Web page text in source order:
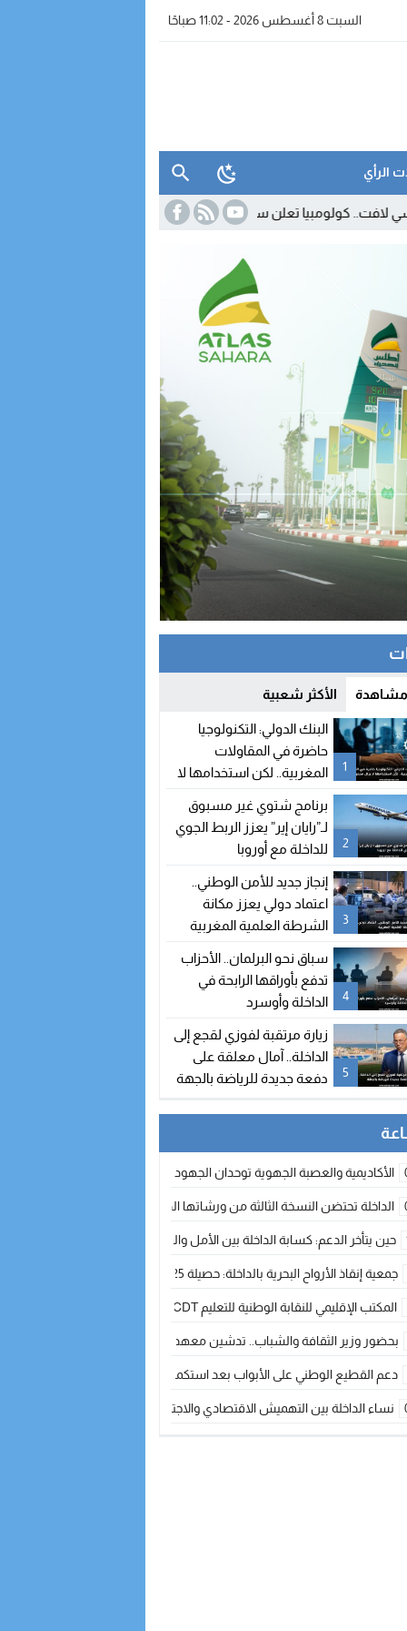
السبت 8 أغسطس 2026 - 11:02 صباحًا
الرأي
سحب اعترافها بالبوليساريو 10:45 صفائح السيارات تدخل عهداً
مشاهدة الأكثر شعبية
1
البنك الدولي: التكنولوجيا
حاضرة في المقاولات
المغربية.. لكن استخدامها لا
2
برنامج شتوي غير مسبوق
لـ”رايان إير” يعزز الربط الجوي
للداخلة مع أوروبا
3
إنجاز جديد للأمن الوطني..
اعتماد دولي يعزز مكانة
الشرطة العلمية المغربية
4
سباق نحو البرلمان.. الأحزاب
تدفع بأوراقها الرابحة في
الداخلة وأوسرد
5
زيارة مرتقبة لفوزي لقجع إلى
الداخلة.. آمال معلقة على
دفعة جديدة للرياضة بالجهة
الأكاديمية والعصبة الجهوية توحدان الجهود لتطوير الممارسة الكروية بجهة
الداخلة تحتضن النسخة الثالثة من ورشاتها الدولية: تكوين متخصص في التراث
حين يتأخر الدعم: كسابة الداخلة بين الأمل والقلق ؟
جمعية إنقاذ الأرواح البحرية بالداخلة: حصيلة 2025 بين مهام الإنقاذ ومشروع “دار البحار”
المكتب الإقليمي للنقابة الوطنية للتعليم CDT يجتمع مع المدير الإقليمي لمناقشة ملفات جوهرية لنساء ورجال التعليم
بحضور وزير الثقافة والشباب.. تدشين معهد الموسيقى والفنون الكوريغرافية بالداخلة
دعم القطيع الوطني على الأبواب بعد استكمال الترقيم… الفلاحة المغربية
نساء الداخلة بين التهميش الاقتصادي والاجتماعي… في المؤسسات الإنتاجية